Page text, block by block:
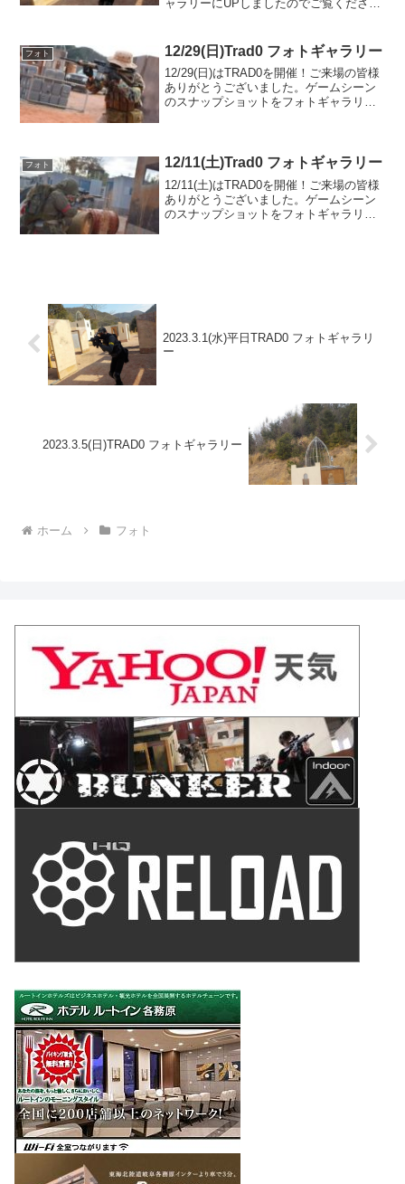
ャラリーにUPしましたのでご覧くださ
Photo)
フォト 12/29(日)Trad0 フォトギャラリー
12/29(日)はTRAD0を開催！ご来場の皆様
ありがとうございました。ゲームシーン
のスナップショットをフォトギャラリー
フォト 12/11(土)Trad0 フォトギャラリー
12/11(土)はTRAD0を開催！ご来場の皆様
ありがとうございました。ゲームシーン
のスナップショットをフォトギャラリー
2023.3.1(水)平日TRAD0 フォトギャラリ
ー
2023.3.5(日)TRAD0 フォトギャラリー
ホーム フォト